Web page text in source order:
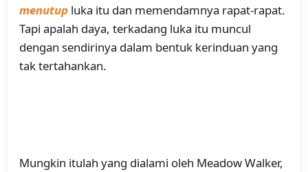
menutup luka itu dan memendamnya rapat-rapat.
Tapi apalah daya, terkadang luka itu muncul
dengan sendirinya dalam bentuk kerinduan yang
tak tertahankan.
Mungkin itulah yang dialami oleh Meadow Walker,